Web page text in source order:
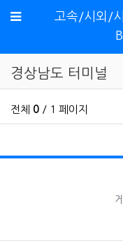
메뉴
고속/시외/
경상남도 터미널
전체 0 / 1 페이지